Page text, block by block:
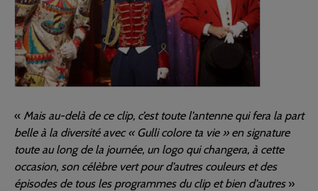
« Mais au-delà de ce clip, c’est toute l’antenne qui fera la part
belle à la diversité avec « Gulli colore ta vie » en signature
toute au long de la journée, un logo qui changera, à cette
occasion, son célèbre vert pour d’autres couleurs et des
épisodes de tous les programmes du clip et bien d’autres »